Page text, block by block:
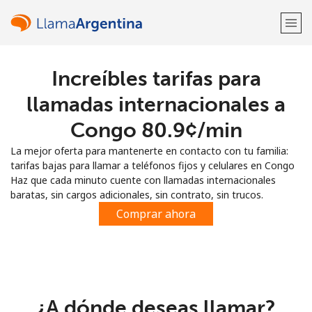
¡Bienvenido!
Regístrate con
Increíbles tarifas para
llamadas internacionales a
Congo ⁦80.9¢⁩/min
La mejor oferta para mantenerte en contacto con tu familia:
tarifas bajas para llamar a teléfonos fijos y celulares en Congo
Haz que cada minuto cuente con llamadas internacionales
baratas, sin cargos adicionales, sin contrato, sin trucos.
Comprar ahora